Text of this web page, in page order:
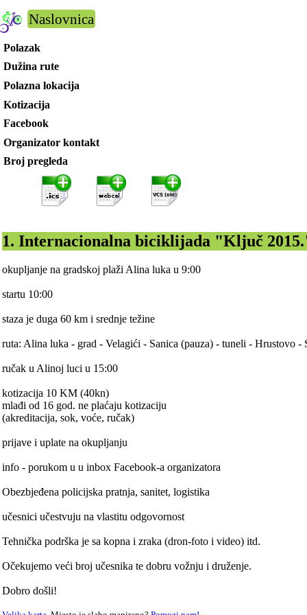
Naslovnica
Polazak
Dužina rute
Polazna lokacija
Kotizacija
Facebook
Organizator kontakt
Broj pregleda
1. Internacionalna biciklijada "Ključ
okupljanje na gradskoj plaži Alina luka u 9:00
startu 10:00
staza je duga 60 km i srednje težine
ruta: Alina luka - grad - Velagići - Sanica (pauza) - tuneli - Hrustovo
ručak u Alinoj luci u 15:00
kotizacija 10 KM (40kn)
mlađi od 16 god. ne plaćaju kotizaciju
(akreditacija, sok, voće, ručak)
prijave i uplate na okupljanju
info - porukom u u inbox Facebook-a organizatora
Obezbjeđena policijska pratnja, sanitet, logistika
učesnici učestvuju na vlastitu odgovornost
Tehnička podrška je sa kopna i zraka (dron-foto i video) itd.
Očekujemo veći broj učesnika te dobru vožnju i druženje.
Dobro došli!